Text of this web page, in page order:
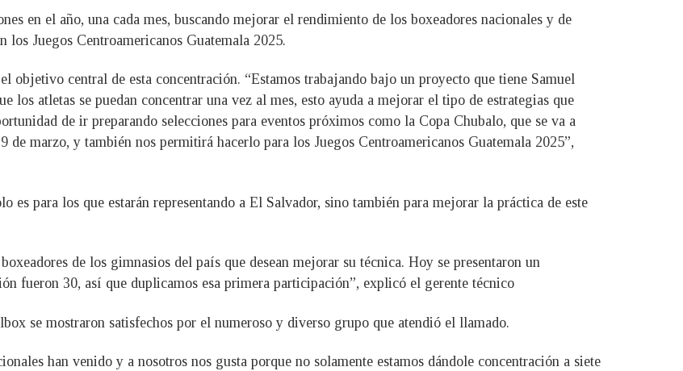
en el año, una cada mes, buscando mejorar el rendimiento de los boxeadores nacionales y de
Juegos Centroamericanos Guatemala 2025.
objetivo central de esta concentración. “Estamos trabajando bajo un proyecto que tiene Samuel
los atletas se puedan concentrar una vez al mes, esto ayuda a mejorar el tipo de estrategias que
de ir preparando selecciones para eventos próximos como la Copa Chubalo, que se va a
marzo, y también nos permitirá hacerlo para los Juegos Centroamericanos Guatemala 2025”,
es para los que estarán representando a El Salvador, sino también para mejorar la práctica de este
de los gimnasios del país que desean mejorar su técnica. Hoy se presentaron un
fueron 30, así que duplicamos esa primera participación”, explicó el gerente técnico
se mostraron satisfechos por el numeroso y diverso grupo que atendió el llamado.
han venido y a nosotros nos gusta porque no solamente estamos dándole concentración a siete